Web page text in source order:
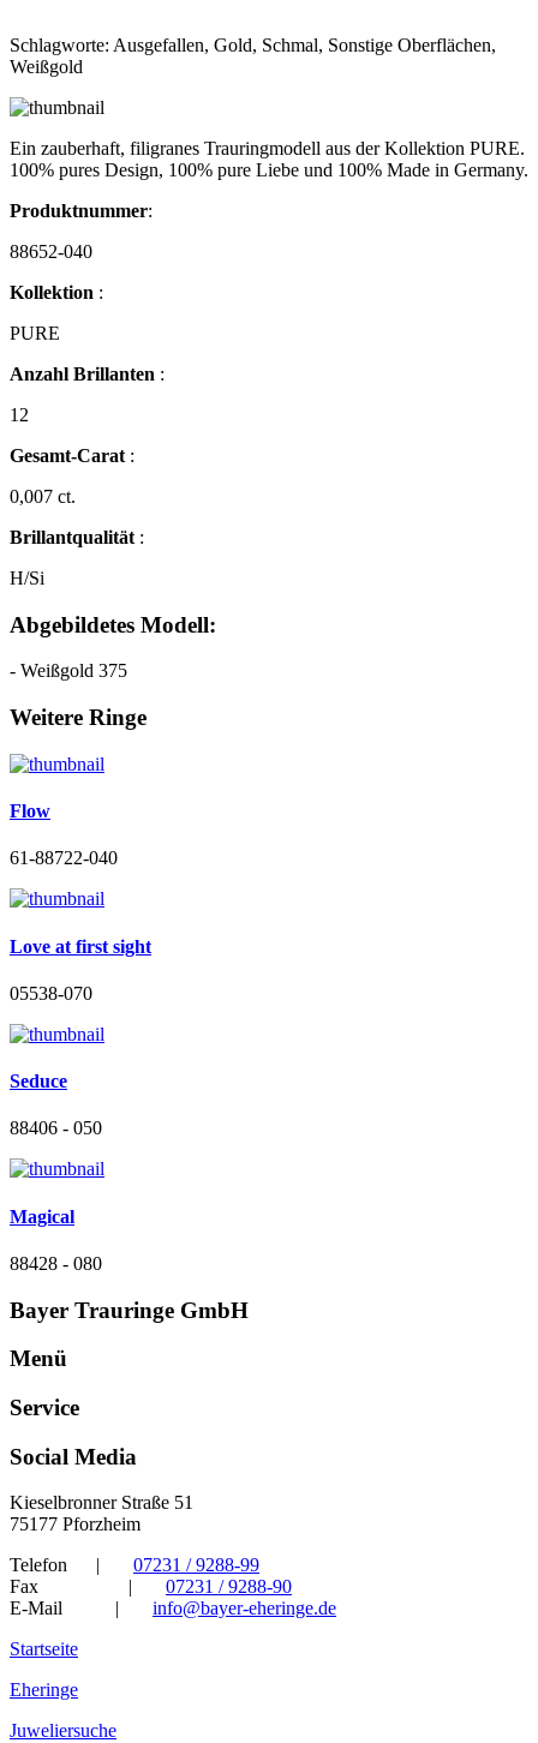
Schlagworte: Ausgefallen, Gold, Schmal, Sonstige Oberflächen,
Weißgold
Ein zauberhaft, filigranes Trauringmodell aus der Kollektion PURE.
100% pures Design, 100% pure Liebe und 100% Made in Germany.
Produktnummer:
88652-040
Kollektion :
PURE
Anzahl Brillanten :
12
Gesamt-Carat :
0,007 ct.
Brillantqualität :
H/Si
Abgebildetes Modell:
- Weißgold 375
Weitere Ringe
Flow
61-88722-040
Love at first sight
05538-070
Seduce
88406 - 050
Magical
88428 - 080
Bayer Trauringe GmbH
Menü
Service
Social Media
Kieselbronner Straße 51
75177 Pforzheim
Telefon
07231 / 9288-99
Fax
07231 / 9288-90
E-Mail
info@bayer-eheringe.de
Startseite
Eheringe
Juweliersuche